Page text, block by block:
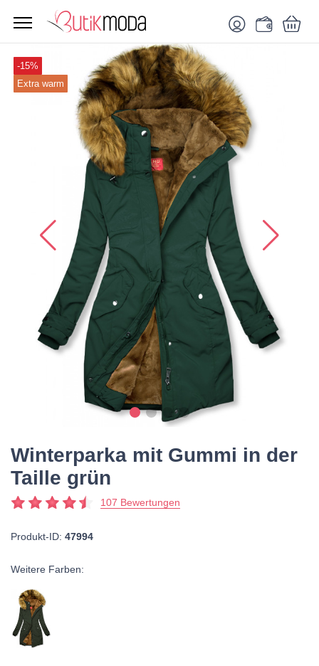
-15%
Extra warm
Winterparka mit Gummi in der
Taille grün
107 Bewertungen
Produkt-ID: 47994
Weitere Farben: